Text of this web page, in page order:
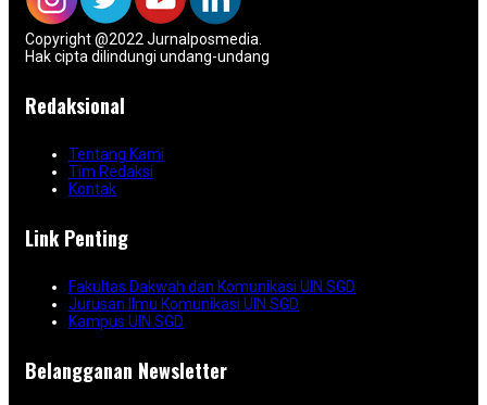
Copyright @2022 Jurnalposmedia.
Hak cipta dilindungi undang-undang
Redaksional
Tentang Kami
Tim Redaksi
Kontak
Link Penting
Fakultas Dakwah dan Komunikasi UIN SGD
Jurusan Ilmu Komunikasi UIN SGD
Kampus UIN SGD
Belangganan Newsletter